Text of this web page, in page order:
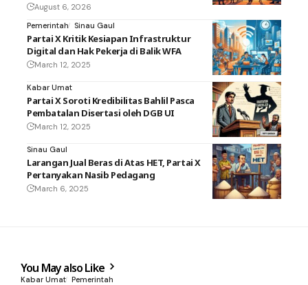
August 6, 2026
Pemerintah
Sinau Gaul
Partai X Kritik Kesiapan Infrastruktur
Digital dan Hak Pekerja di Balik WFA
March 12, 2025
Kabar Umat
Partai X Soroti Kredibilitas Bahlil Pasca
Pembatalan Disertasi oleh DGB UI
March 12, 2025
Sinau Gaul
Larangan Jual Beras di Atas HET, Partai X
Pertanyakan Nasib Pedagang
March 6, 2025
You May also Like
Kabar Umat Pemerintah